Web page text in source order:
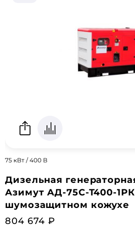
75 кВт / 400 В
Дизельная
Азимут АД-75С-Т400-
шумозащитном кожухе
804 674 ₽